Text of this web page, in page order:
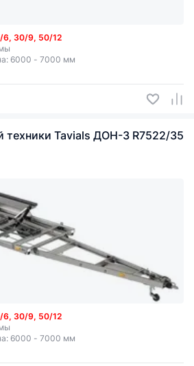
6, 30/9, 50/12
6000 - 7000 мм
техники Tavials ДОН-3 R7522/35
6, 30/9, 50/12
6000 - 7000 мм